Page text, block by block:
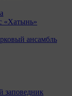
«Хатынь»
ансамбль
заповедник